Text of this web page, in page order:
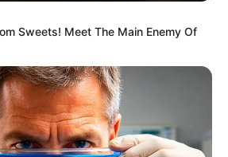
ΠΙΟ ΔΗΜΟΦΙΛΗ
Sweets! Meet The Main Enemy Of